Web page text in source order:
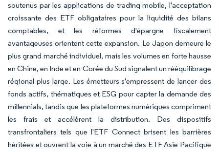
soutenus par les applications de trading mobile, l'acceptation
croissante des ETF obligataires pour la liquidité des bilans
comptables, et les réformes d'épargne fiscalement
avantageuses orientent cette expansion. Le Japon demeure le
plus grand marché individuel, mais les volumes en forte hausse
en Chine, en Inde et en Corée du Sud signalent un rééquilibrage
régional plus large. Les émetteurs s'empressent de lancer des
fonds actifs, thématiques et ESG pour capter la demande des
millennials, tandis que les plateformes numériques compriment
les frais et accélèrent la distribution. Des dispositifs
transfrontaliers tels que l'ETF Connect brisent les barrières
héritées et ouvrent la voie à un marché des ETF Asie Pacifique